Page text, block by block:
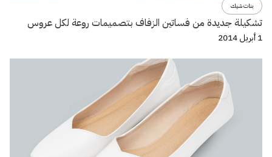
بنات شيك
تشكيلة جديدة من فساتين الزفاف بتصميمات روعة لكل عروس
1 أبريل 2014